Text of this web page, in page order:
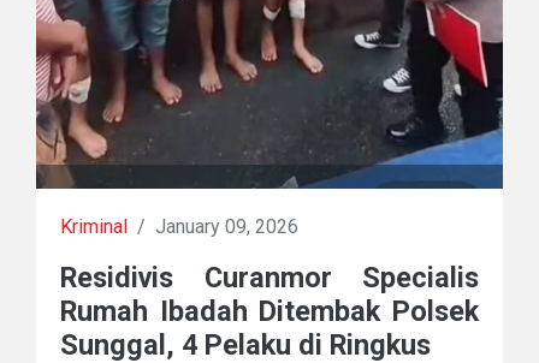
Kriminal / January 09, 2026
Residivis Curanmor Specialis
Rumah Ibadah Ditembak Polsek
Sunggal, 4 Pelaku di Ringkus